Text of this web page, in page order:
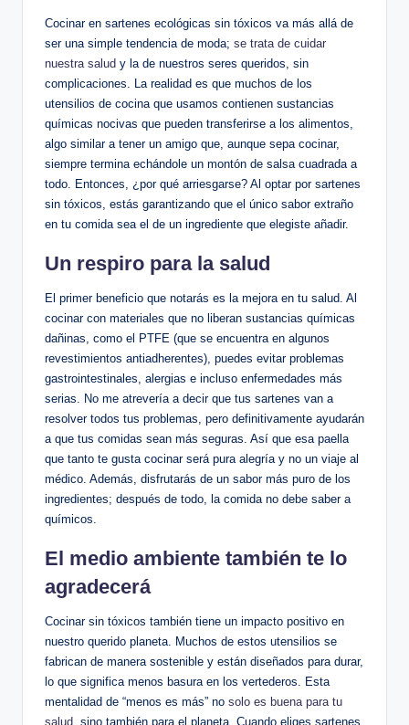
Cocinar en sartenes ecológicas sin tóxicos va más allá de
ser una simple tendencia de moda; se trata de cuidar
nuestra salud y la de nuestros seres queridos, sin
complicaciones. La realidad es que muchos de los
utensilios de cocina que usamos contienen sustancias
químicas nocivas que pueden transferirse a los alimentos,
algo similar a tener un amigo que, aunque sepa cocinar,
siempre termina echándole un montón de salsa cuadrada a
todo. Entonces, ¿por qué arriesgarse? Al optar por sartenes
sin tóxicos, estás garantizando que el único sabor extraño
en tu comida sea el de un ingrediente que elegiste añadir.
Un respiro para la salud
El primer beneficio que notarás es la mejora en tu salud. Al
cocinar con materiales que no liberan sustancias químicas
dañinas, como el PTFE (que se encuentra en algunos
revestimientos antiadherentes), puedes evitar problemas
gastrointestinales, alergias e incluso enfermedades más
serias. No me atrevería a decir que tus sartenes van a
resolver todos tus problemas, pero definitivamente ayudarán
a que tus comidas sean más seguras. Así que esa paella
que tanto te gusta cocinar será pura alegría y no un viaje al
médico. Además, disfrutarás de un sabor más puro de los
ingredientes; después de todo, la comida no debe saber a
químicos.
El medio ambiente también te lo
agradecerá
Cocinar sin tóxicos también tiene un impacto positivo en
nuestro querido planeta. Muchos de estos utensilios se
fabrican de manera sostenible y están diseñados para durar,
lo que significa menos basura en los vertederos. Esta
mentalidad de “menos es más” no solo es buena para tu
salud , sino también para el planeta. Cuando eliges sartenes